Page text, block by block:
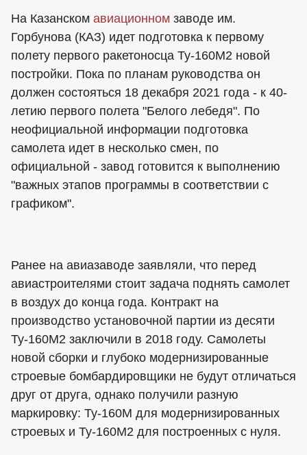
На Казанском авиационном заводе им.
Горбунова (КАЗ) идет подготовка к первому
полету первого ракетоносца Ту-160М2 новой
постройки. Пока по планам руководства он
должен состояться 18 декабря 2021 года - к 40-
летию первого полета "Белого лебедя". По
неофициальной информации подготовка
самолета идет в несколько смен, по
официальной - завод готовится к выполнению
"важных этапов программы в соответствии с
графиком".
Ранее на авиазаводе заявляли, что перед
авиастроителями стоит задача поднять самолет
в воздух до конца года. Контракт на
производство установочной партии из десяти
Ту-160М2 заключили в 2018 году. Самолеты
новой сборки и глубоко модернизированные
строевые бомбардировщики не будут отличаться
друг от друга, однако получили разную
маркировку: Ту-160М для модернизированных
строевых и Ту-160М2 для построенных с нуля.